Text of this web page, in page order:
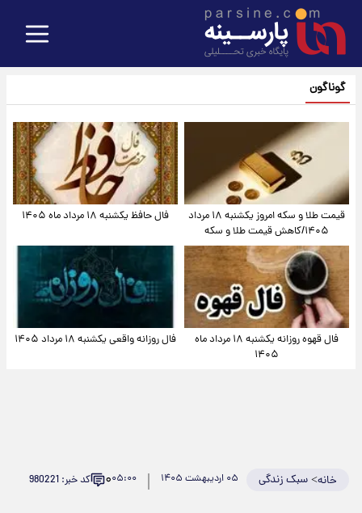
گوناگون
قیمت طلا و سکه امروز یکشنبه ۱۸ مرداد
۱۴۰۵/کاهش قیمت طلا و سکه
فال حافظ یکشنبه ۱۸ مرداد ماه ۱۴۰۵
فال قهوه روزانه یکشنبه ۱۸ مرداد ماه
۱۴۰۵
فال روزانه واقعی یکشنبه ۱۸ مرداد ۱۴۰۵
خانه>سبک زندگی ۰۵ اردیبهشت ۱۴۰۵ ۰۵:۰۰۰ کد خبر: 980221